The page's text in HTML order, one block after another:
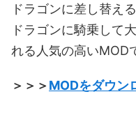
ドラゴンに差し替え
ドラゴンに騎乗して
れる人気の高いMOD
＞＞＞MODをダウン